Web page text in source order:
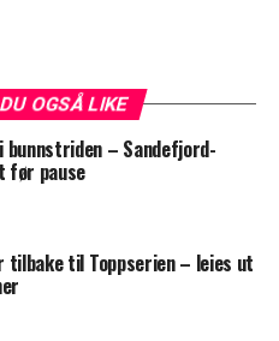
OGSÅ LIKE
bunnstriden – Sandefjord-
før pause
tilbake til Toppserien – leies ut